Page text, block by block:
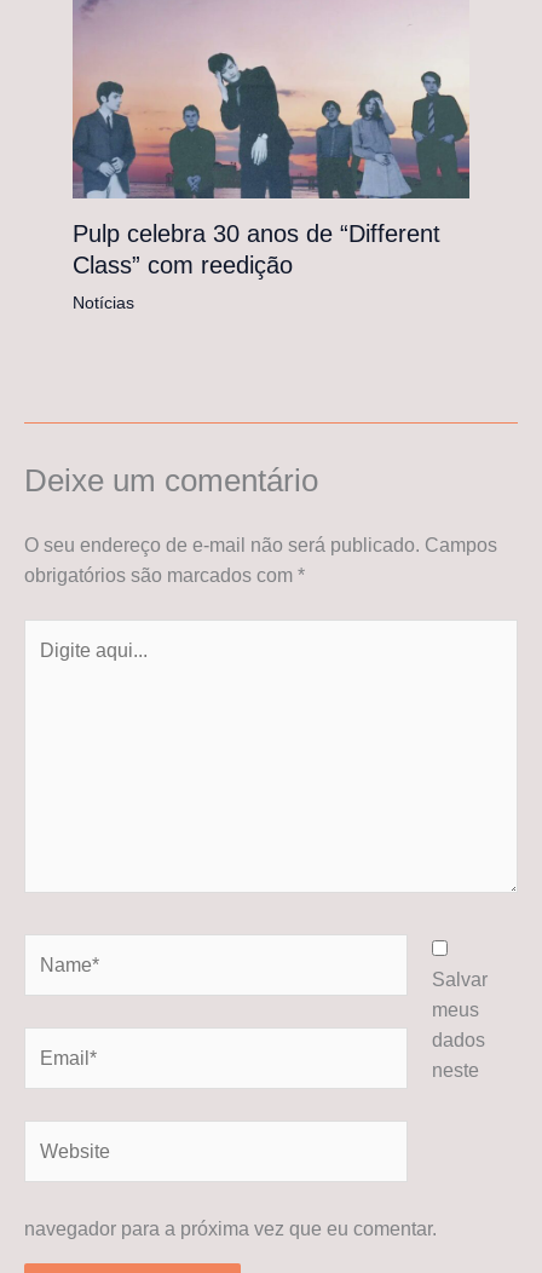
Pulp celebra 30 anos de “Different
Class” com reedição
Notícias
Deixe um comentário
O seu endereço de e-mail não será publicado. Campos
obrigatórios são marcados com *
aqui...
Salvar
meus
dados
neste
navegador para a próxima vez que eu comentar.